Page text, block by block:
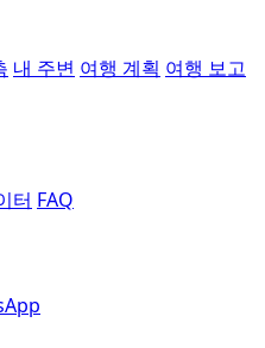
내 주변 여행 계획 여행 보고
터 FAQ